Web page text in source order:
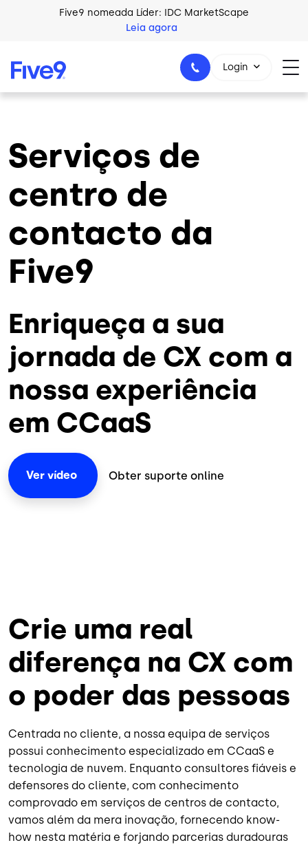
Skip to main contentFive9 nomeada Líder: IDC MarketScape
Leia agora
+44-330-808-5300
Login
Serviços de
centro de
contacto da
Five9
Enriqueça a sua
jornada de CX com a
nossa experiência
em CCaaS
Ver vídeo Obter suporte online
Crie uma real
diferença na CX com
o poder das pessoas
Centrada no cliente, a nossa equipa de serviços
possui conhecimento especializado em CCaaS e
tecnologia de nuvem. Enquanto consultores fiáveis e
defensores do cliente, com conhecimento
comprovado em serviços de centros de contacto,
vamos além da mera inovação, fornecendo know-
how nesta matéria e forjando parcerias duradouras